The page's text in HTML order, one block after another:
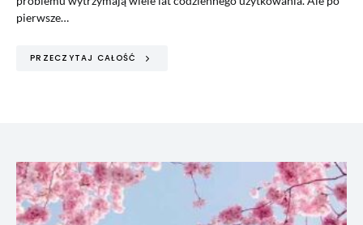
pierwsze…
PRZECZYTAJ CAŁOŚĆ